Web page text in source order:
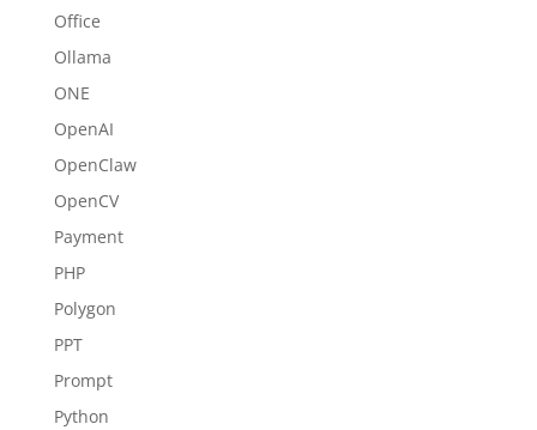
Office
Ollama
ONE
OpenAI
OpenClaw
OpenCV
Payment
PHP
Polygon
PPT
Prompt
Python